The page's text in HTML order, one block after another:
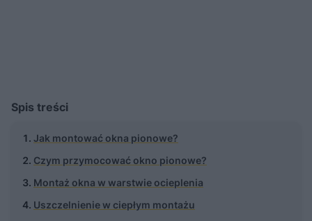
Spis treści
Jak montować okna pionowe?
Czym przymocować okno pionowe?
Montaż okna w warstwie ocieplenia
Uszczelnienie w ciepłym montażu